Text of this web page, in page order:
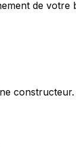
de votre
constructeur.